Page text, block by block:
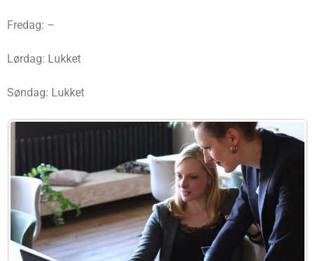
Fredag: –
Lørdag: Lukket
Søndag: Lukket